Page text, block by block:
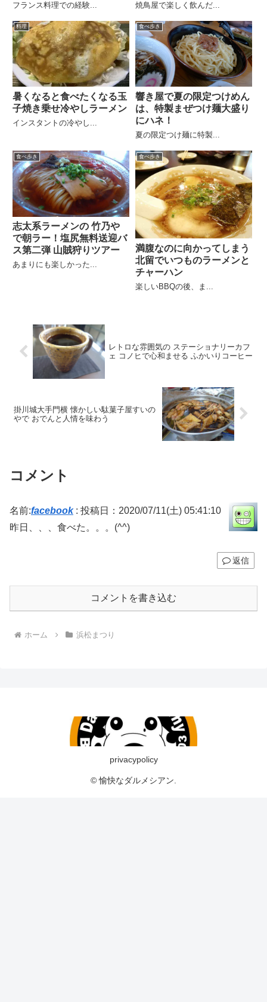
フランス料理での経験... 焼鳥屋で楽しく飲んだ...
料理
暑くなると食べたくなる玉
子焼き乗せ冷やしラーメン
インスタントの冷やし...
食べ歩き
響き屋で夏の限定つけめん
は、特製まぜつけ麺大盛り
にハネ！
夏の限定つけ麺に特製...
食べ歩き
志太系ラーメンの 竹乃や
で朝ラー！塩尻無料送迎バ
ス第二弾 山賊狩りツアー
あまりにも楽しかった...
食べ歩き
満腹なのに向かってしまう
北留でいつものラーメンと
チャーハン
楽しいBBQの後、ま...
レトロな雰囲気の ステーショナリーカフ
ェ コノヒで心和ませる ふかいりコーヒー
掛川城大手門横 懐かしい駄菓子屋すいの
やで おでんと人情を味わう
コメント
名前:facebook: 投稿日：2020/07/11(土) 05:41:10
昨日、、、食べた。。。(^^)
返信
コメントを書き込む
ホーム 浜松まつり
privacypolicy
© 愉快なダルメシアン.